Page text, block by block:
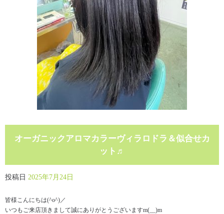
オーガニックアロマカラーヴィラロドラ＆似合せカ
ット♬
投稿日 2025年7月24日
皆様こんにちは(^o^)／
いつもご来店頂きまして誠にありがとうございますm(__)m